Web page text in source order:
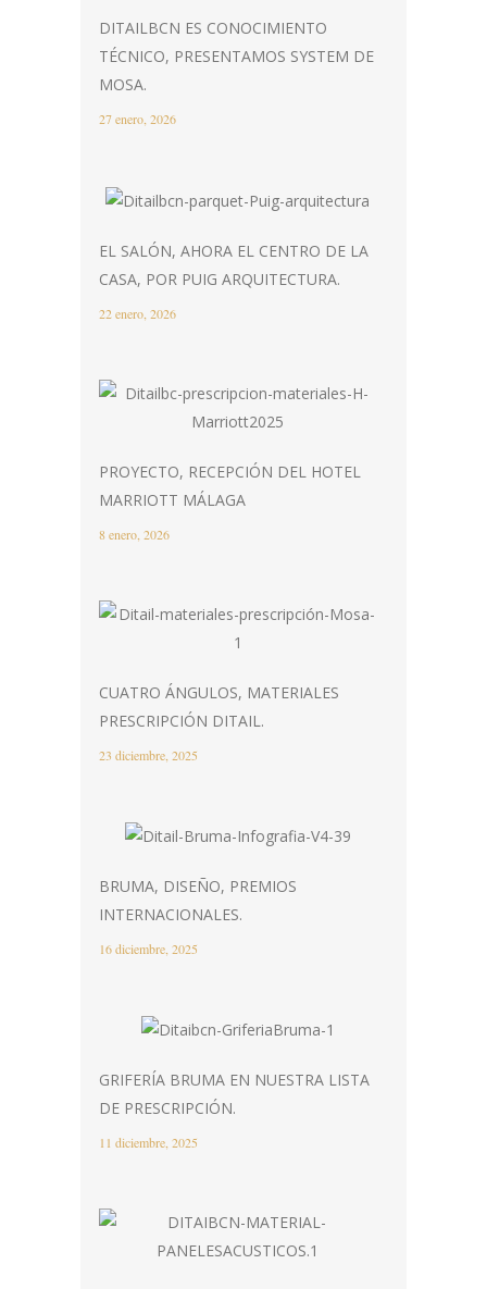
DITAILBCN ES CONOCIMIENTO
TÉCNICO, PRESENTAMOS SYSTEM DE
MOSA.
27 enero, 2026
EL SALÓN, AHORA EL CENTRO DE LA
CASA, POR PUIG ARQUITECTURA.
22 enero, 2026
PROYECTO, RECEPCIÓN DEL HOTEL
MARRIOTT MÁLAGA
8 enero, 2026
CUATRO ÁNGULOS, MATERIALES
PRESCRIPCIÓN DITAIL.
23 diciembre, 2025
BRUMA, DISEÑO, PREMIOS
INTERNACIONALES.
16 diciembre, 2025
GRIFERÍA BRUMA EN NUESTRA LISTA
DE PRESCRIPCIÓN.
11 diciembre, 2025